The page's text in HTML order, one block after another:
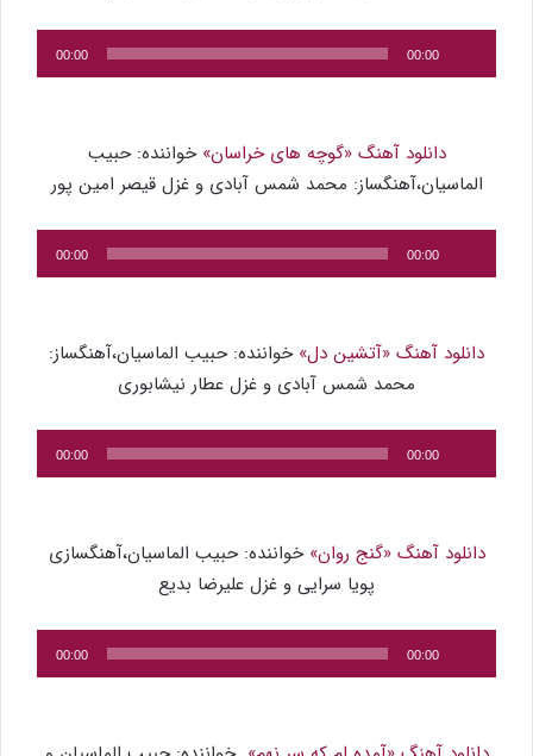
پخش‌کننده
صوت
00:00
00:00
دانلود آهنگ «گوچه های خراسان» خواننده: حبیب
الماسیان،آهنگساز: محمد شمس آبادی و غزل قیصر امین پور
پخش‌کننده
صوت
00:00
00:00
دانلود آهنگ «آتشین دل» خواننده: حبیب الماسیان،آهنگساز:
محمد شمس آبادی و غزل عطار نیشابوری
پخش‌کننده
صوت
00:00
00:00
دانلود آهنگ «گنج روان» خواننده: حبیب الماسیان،آهنگسازی
پویا سرایی و غزل علیرضا بدیع
پخش‌کننده
صوت
00:00
00:00